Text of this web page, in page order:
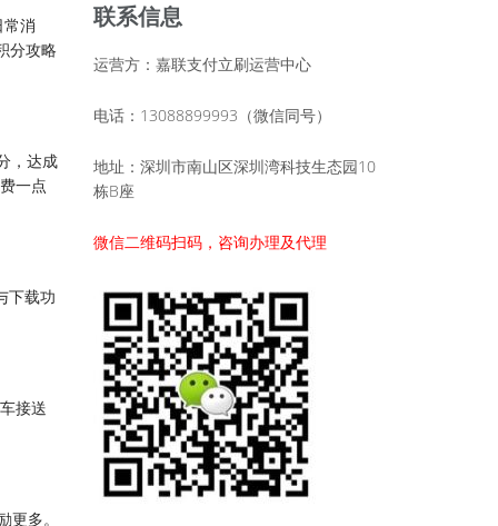
消
分攻略
，达成
一点
下载功
接送
多。
联系信息
运营方：嘉联支付立刷运营中心
电话：13088899993（微信同号）
地址：深圳市南山区深圳湾科技生态园10
栋B座
微信二维码扫码，咨询办理及代理